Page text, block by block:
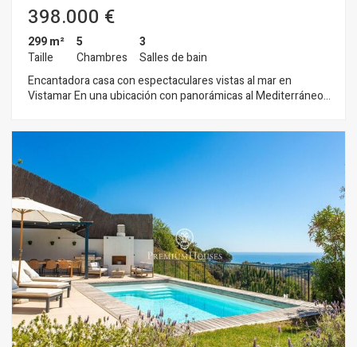
398.000 €
299 m²
Taille
5
Chambres
3
Salles de bain
Encantadora casa con espectaculares vistas al mar en
Vistamar En una ubicación con panorámicas al Mediterráneo
construidos sobre una parcela de 510 m², ideal para disfrutar
de la vida al aire libre. Su distribución permite un estilo de vida
versátil: cinco amplios dormitorios, dos salones llenos de luz
natural, amplia cocina independiente, dos baños completos y
un aseo de cortesía. En el exterior, el porche invita a relajarse
mientras se contemplan las vistas- Esta vivienda se presenta
como una magnífica oportunidad para quienes buscan un
hogar espacioso, con carácter y unas vistas al mar difíciles de
igualar.